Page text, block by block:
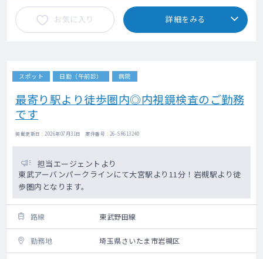
お気に入り 詳細をみる
スポット 日勤（午前診） 病院
最寄り駅より徒歩圏内◎内視鏡検査のご勤務
です
掲載更新日 : 2026年07月31日 案件番号 : 26-SR613240
担当エージェントより
東武アーバンパークラインにて大宮駅より11分！岩槻駅より徒
歩圏内となります。
路線 東武野田線
勤務地 埼玉県さいたま市岩槻区